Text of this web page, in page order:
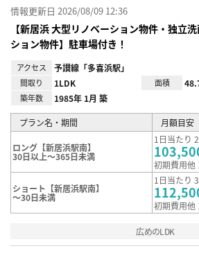
情報更新日 2026/08/09 12:36
【新居浜 大型リノベーション物件・独立
ション物件】駐車場付き！
アクセス 予讃線「多喜浜駅」
間取り 1LDK 面積
築年数 1985年 1月 築
プラン名・期間 月額目安
ロング【新居浜駅南】
30日以上～365日未満
1日当たり
初期費用他
ショート【新居浜駅南】
～30日未満
1日当たり
初期費用他
広めのLDK